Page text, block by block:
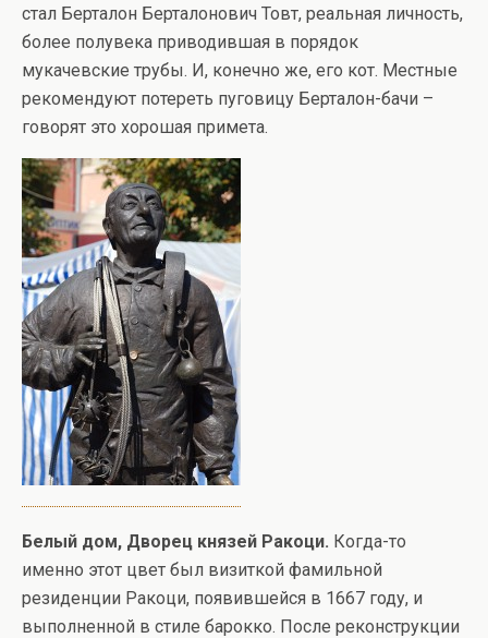
стал Берталон Берталонович Товт, реальная личность,
более полувека приводившая в порядок
мукачевские трубы. И, конечно же, его кот. Местные
рекомендуют потереть пуговицу Берталон-бачи –
говорят это хорошая примета.
Белый дом, Дворец князей Ракоци. Когда-то
именно этот цвет был визиткой фамильной
резиденции Ракоци, появившейся в 1667 году, и
выполненной в стиле барокко. После реконструкции